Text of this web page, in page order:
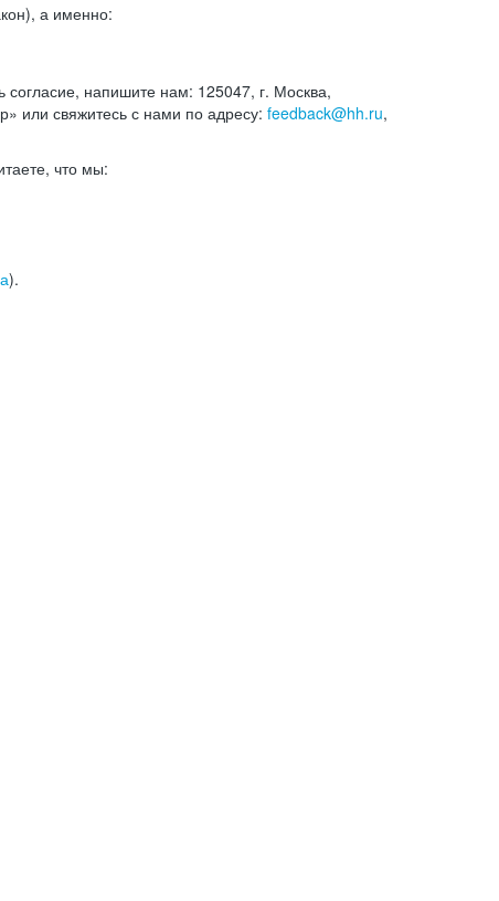
а именно:
согласие, напишите нам: 125047, г. Москва,
или свяжитесь с нами по адресу: feedback@hh.ru,
что мы:
).